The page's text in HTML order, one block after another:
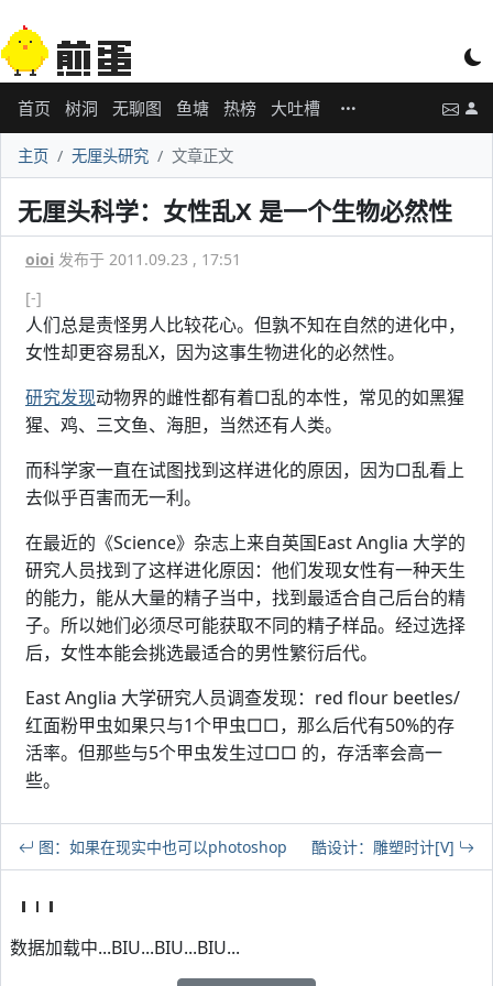
首页 树洞 无聊图 鱼塘 热榜 大吐槽
主页 无厘头研究 文章正文
无厘头科学：女性乱X 是一个生物必然性
oioi 发布于 2011.09.23 , 17:51
[-]
人们总是责怪男人比较花心。但孰不知在自然的进化中，
女性却更容易乱X，因为这事生物进化的必然性。
研究发现动物界的雌性都有着□乱的本性，常见的如黑猩
猩、鸡、三文鱼、海胆，当然还有人类。
而科学家一直在试图找到这样进化的原因，因为□乱看上
去似乎百害而无一利。
在最近的《Science》杂志上来自英国East Anglia 大学的
研究人员找到了这样进化原因：他们发现女性有一种天生
的能力，能从大量的精子当中，找到最适合自己后台的精
子。所以她们必须尽可能获取不同的精子样品。经过选择
后，女性本能会挑选最适合的男性繁衍后代。
East Anglia 大学研究人员调查发现：red flour beetles/
红面粉甲虫如果只与1个甲虫□□，那么后代有50%的存
活率。但那些与5个甲虫发生过□□ 的，存活率会高一
些。
图：如果在现实中也可以photoshop 酷设计：雕塑时计[V]
数据加载中...BIU...BIU...BIU...